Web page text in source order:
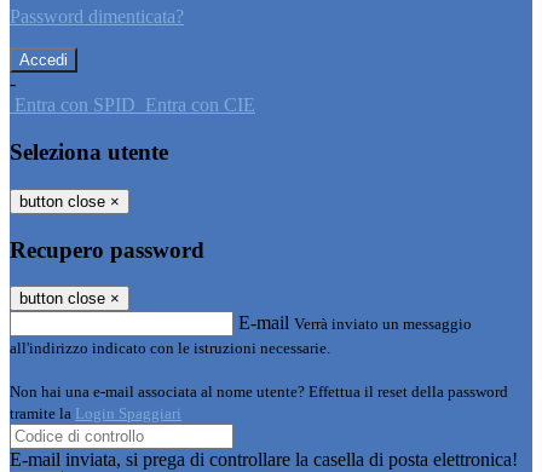
Password dimenticata?
-
Entra con SPID Entra con CIE
Seleziona utente
button close ×
Recupero password
button close ×
E-mail Verrà inviato un messaggio
all'indirizzo indicato con le istruzioni necessarie.
Non hai una e-mail associata al nome utente? Effettua il reset della password
tramite la Login Spaggiari
E-mail inviata, si prega di controllare la casella di posta elettronica!